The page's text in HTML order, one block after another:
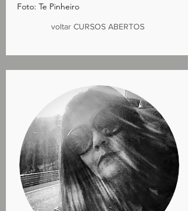
Foto: Te Pinheiro
voltar CURSOS ABERTOS